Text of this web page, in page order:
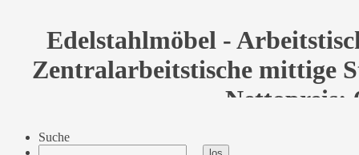
Edelstahlmöbel -
Zentralarbeitstische mittige
Nettopreis:
Suche